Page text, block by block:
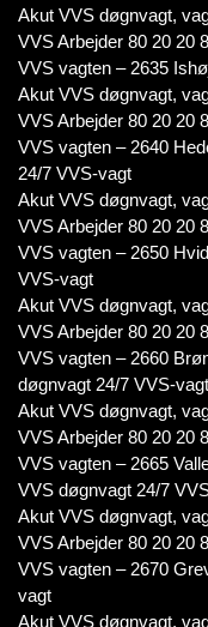
Akut VVS døgnvagt,
VVS Arbejder 80 20 20
VVS vagten – 2635
Akut VVS døgnvagt,
VVS Arbejder 80 20 20
VVS vagten – 2640
24/7 VVS-vagt
Akut VVS døgnvagt,
VVS Arbejder 80 20 20
VVS vagten – 2650
VVS-vagt
Akut VVS døgnvagt,
VVS Arbejder 80 20 20
VVS vagten – 2660
døgnvagt 24/7 VVS-vagt
Akut VVS døgnvagt,
VVS Arbejder 80 20 20
VVS vagten – 2665
VVS døgnvagt 24/7
Akut VVS døgnvagt,
VVS Arbejder 80 20 20
VVS vagten – 2670
vagt
Akut VVS døgnvagt,